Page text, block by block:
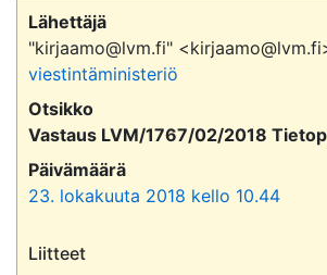
Lähettäjä
"kirjaamo@lvm.fi"
viestintäministeriö
Otsikko
Vastaus LVM/1767/02/2018
Päivämäärä
23. lokakuuta 2018 kello 10.44
Liitteet